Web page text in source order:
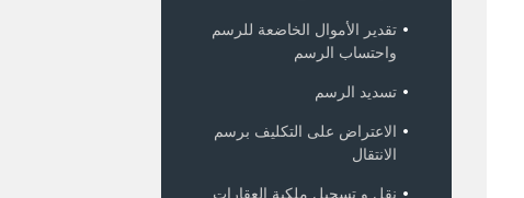
تقدير الأموال الخاضعة للرسم
واحتساب الرسم
تسديد الرسم
الاعتراض على التكليف برسم
الانتقال
نقل و تسجيل ملكية العقارات